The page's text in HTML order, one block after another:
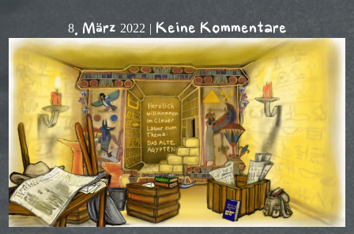
8. März 2022 | Keine Kommentare